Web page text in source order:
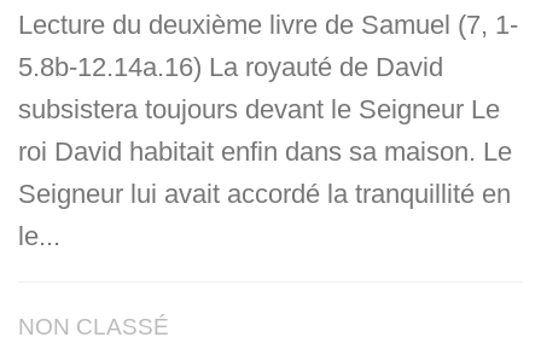
Lecture du deuxième livre de Samuel (7, 1-
5.8b-12.14a.16) La royauté de David
subsistera toujours devant le Seigneur Le
roi David habitait enfin dans sa maison. Le
Seigneur lui avait accordé la tranquillité en
le...
NON CLASSÉ